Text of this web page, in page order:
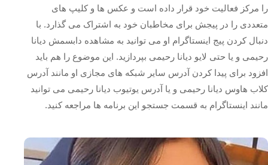
را مرکز فعالیت خود قرار داده است و عکس ها و کلیپ های
متعددی را در پیجش برای مخاطبان خود به اشتراک می‌ گذارد. با
دنبال کردن پیج اینستاگرام او می‌ توانید به مشاهده دابسمش دیانا
رحیمی و یا حتی لایو دیانا رحیمی بپردازید. این موضوع را هم باید
افزود برای پیدا کردن آدرس سایر شبکه های مجازی او مانند آدرس
کلاب هاوس دیانا رحیمی و یا آدرس یوتیوب دیانا رحیمی می توانید
مانند اینستاگرام به قسمت جستجو این برنامه ها مراجعه کنید.